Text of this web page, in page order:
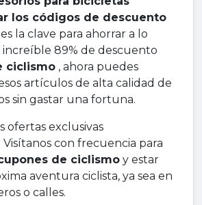
los códigos de descuento
es la clave para ahorrar a lo
increíble 89% de descuento
ciclismo , ahora puedes
artículos de alta calidad de
sin gastar una fortuna.
ofertas exclusivas
. Visítanos con frecuencia para
de ciclismo y estar
aventura ciclista, ya sea en
o calles.